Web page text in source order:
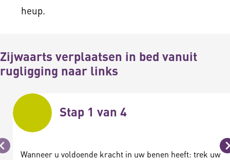
heup.
Zijwaarts verplaatsen in bed vanuit
rugligging naar links
Vorige
Stap 1 van 4
Wanneer u voldoende kracht in uw benen heeft: trek uw